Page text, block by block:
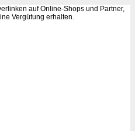
auf Online-Shops und Partner,
Vergütung erhalten.